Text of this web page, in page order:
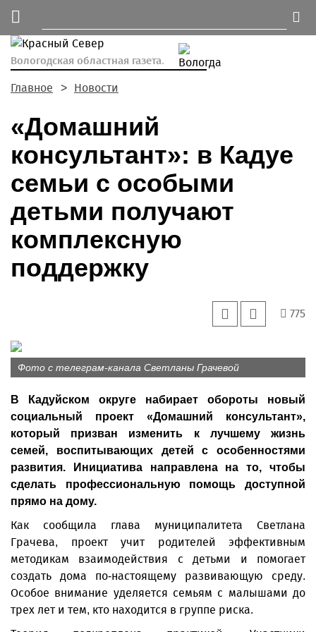
Вологодская областная газета.
Главное Новости
«Домашний
консультант»: в Кадуе
семьи с особыми
детьми получают
комплексную
поддержку
775
Фото с телеграм-канала Светланы Грачевой
В Кадуйском округе набирает обороты новый
социальный проект «Домашний консультант»,
который призван изменить к лучшему жизнь
семей, воспитывающих детей с особенностями
развития. Инициатива направлена на то, чтобы
сделать профессиональную помощь доступной
прямо на дому.
Как сообщила глава муниципалитета Светлана
Грачева, проект учит родителей эффективным
методикам взаимодействия с детьми и помогает
создать дома по-настоящему развивающую среду.
Особое внимание уделяется семьям с малышами до
трех лет и тем, кто находится в группе риска.